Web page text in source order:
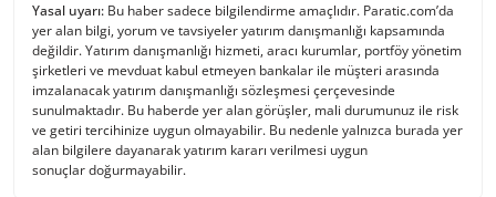
Yasal uyarı: Bu haber sadece bilgilendirme amaçlıdır. Paratic.com’da
yer alan bilgi, yorum ve tavsiyeler yatırım danışmanlığı kapsamında
değildir. Yatırım danışmanlığı hizmeti, aracı kurumlar, portföy yönetim
şirketleri ve mevduat kabul etmeyen bankalar ile müşteri arasında
imzalanacak yatırım danışmanlığı sözleşmesi çerçevesinde
sunulmaktadır. Bu haberde yer alan görüşler, mali durumunuz ile risk
ve getiri tercihinize uygun olmayabilir. Bu nedenle yalnızca burada yer
alan bilgilere dayanarak yatırım kararı verilmesi uygun
sonuçlar doğurmayabilir.